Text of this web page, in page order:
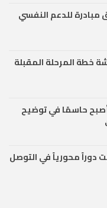
مبادرة للدعم النفسي
خطة المرحلة المقبلة
أصبح حاسمًا في توضيح
دوراً محورياً في التوصل